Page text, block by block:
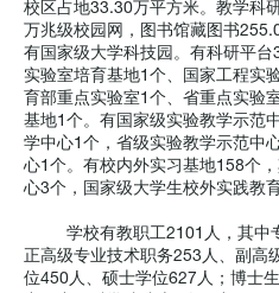
校区占地33.30万平方米。教学科
万兆级校园网，图书馆藏图书
有国家级大学科技园。有科研平
实验室培育基地1个、国家工程实
育部重点实验室1个、省重点实验
基地1个。有国家级实验教学示范
学中心1个，省级实验教学示范中
心1个。有校内外实习基地158个
心3个，国家级大学生校外实践教
学校有教职工2101人，其中专
正高级专业技术职务253人、副高
位450人、硕士学位627人；博士